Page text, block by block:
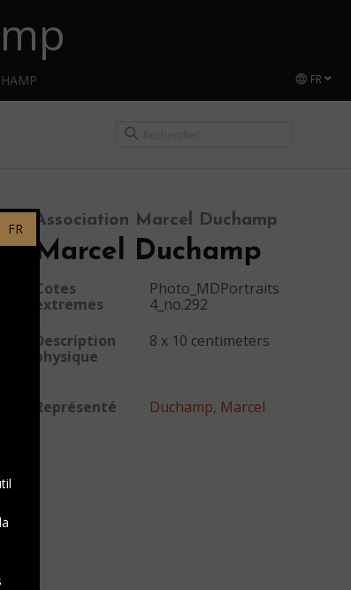
FR
Association Marcel Duchamp
Marcel Duchamp
Cotes
extremes
Photo_MDPortraits
4_no.292
Description
physique
8 x 10 centimeters
Représenté Duchamp, Marcel
FR